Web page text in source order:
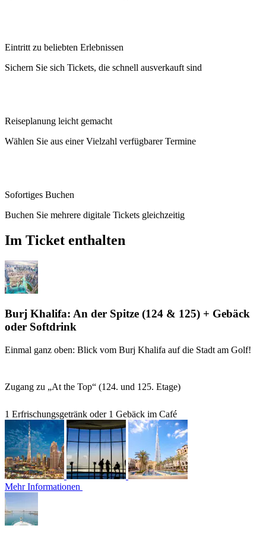
Eintritt zu beliebten Erlebnissen
Sichern Sie sich Tickets, die schnell ausverkauft sind
Reiseplanung leicht gemacht
Wählen Sie aus einer Vielzahl verfügbarer Termine
Sofortiges Buchen
Buchen Sie mehrere digitale Tickets gleichzeitig
Im Ticket enthalten
Burj Khalifa: An der Spitze (124 & 125) + Gebäck
oder Softdrink
Einmal ganz oben: Blick vom Burj Khalifa auf die Stadt am Golf!
Zugang zu „At the Top“ (124. und 125. Etage)
1 Erfrischungsgetränk oder 1 Gebäck im Café
Mehr Informationen